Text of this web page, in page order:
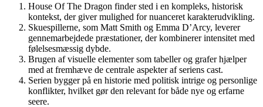
House Of The Dragon finder sted i en kompleks, historisk
kontekst, der giver mulighed for nuanceret karakterudvikling.
Skuespillerne, som Matt Smith og Emma D’Arcy, leverer
gennemarbejdede præstationer, der kombinerer intensitet med
følelsesmæssig dybde.
Brugen af visuelle elementer som tabeller og grafer hjælper
med at fremhæve de centrale aspekter af seriens cast.
Serien bygger på en historie med politisk intrige og personlige
konflikter, hvilket gør den relevant for både nye og erfarne
seere.